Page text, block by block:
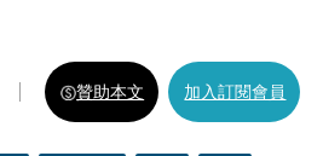
贊助本文 加入訂閱會員